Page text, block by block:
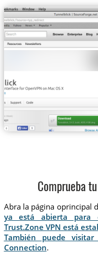
Comprueba
Abra la página oprincipal
ya está abierta para
Trust.Zone VPN está
También puede
Connection.